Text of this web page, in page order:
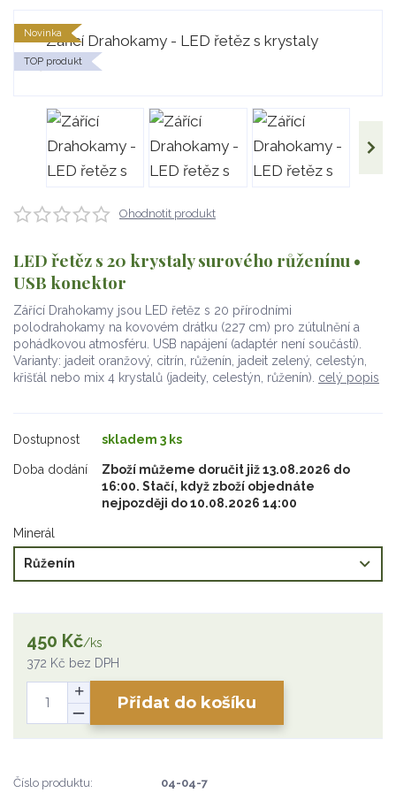
Novinka
TOP produkt
Ohodnotit produkt
LED řetěz s 20 krystaly surového růženínu •
USB konektor
Zářící Drahokamy jsou LED řetěz s 20 přírodními
polodrahokamy na kovovém drátku (227 cm) pro zútulnění a
pohádkovou atmosféru. USB napájení (adaptér není součástí).
Varianty: jadeit oranžový, citrín, růženín, jadeit zelený, celestýn,
křišťál nebo mix 4 krystalů (jadeity, celestýn, růženín). celý popis
Dostupnost skladem 3 ks
Doba dodání
Zboží můžeme doručit již 13.08.2026 do
16:00. Stačí, když zboží objednáte
nejpozději do 10.08.2026 14:00
Minerál
450 Kč/ks
372 Kč bez DPH
Přidat do košíku
Číslo produktu: 04-04-7